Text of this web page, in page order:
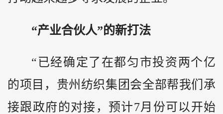
“产业合伙人”的新打法
“已经确定了在都匀市投资两个亿
的项目，贵州纺织集团会全部帮我们承
接跟政府的对接，预计7月份可以开始